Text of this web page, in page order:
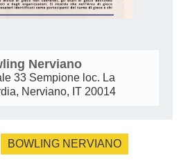
Nerviano
33 Sempione loc. La
Nerviano, IT 20014
BOWLING NERVIANO